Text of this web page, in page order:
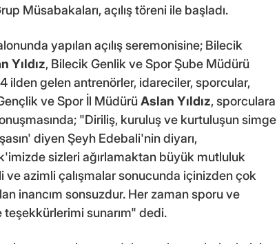
Müsabakaları, açılış töreni ile başladı.
yapılan açılış seremonisine; Bilecik
Yıldız, Bilecik Genlik ve Spor Şube Müdürü
ilden gelen antrenörler, idareciler, sporcular,
ve Spor İl MüdürüAslan Yıldız, sporculara
"Diriliş, kuruluş ve kurtuluşun simge
diyen Şeyh Edebali'nin diyarı,
sizleri ağırlamaktan büyük mutluluk
azimli çalışmalar sonucunda içinizden çok
inancım sonsuzdur. Her zaman sporu ve
sunarım" dedi.